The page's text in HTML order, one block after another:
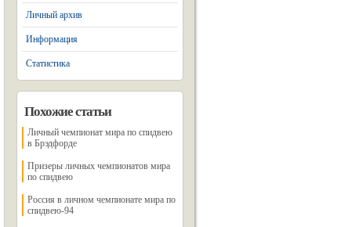
Личный архив
Информация
Статистика
Похожие статьи
Личный чемпионат мира по спидвею
в Брэдфорде
Призеры личных чемпионатов мира
по спидвею
Россия в личном чемпионате мира по
спидвею-94